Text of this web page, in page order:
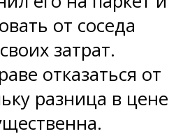
от соседа
затрат.
отказаться от
разница в цене